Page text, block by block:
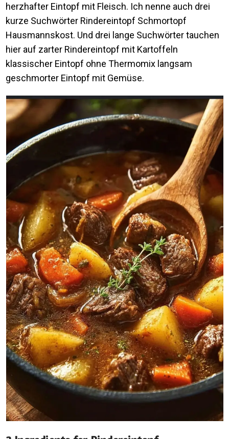
herzhafter Eintopf mit Fleisch. Ich nenne auch drei
kurze Suchwörter Rindereintopf Schmortopf
Hausmannskost. Und drei lange Suchwörter tauchen
hier auf zarter Rindereintopf mit Kartoffeln
klassischer Eintopf ohne Thermomix langsam
geschmorter Eintopf mit Gemüse.